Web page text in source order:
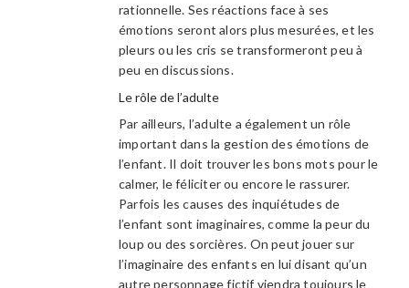
rationnelle. Ses réactions face à ses
émotions seront alors plus mesurées, et les
pleurs ou les cris se transformeront peu à
peu en discussions.
Le rôle de l’adulte
Par ailleurs, l’adulte a également un rôle
important dans la gestion des émotions de
l’enfant. Il doit trouver les bons mots pour le
calmer, le féliciter ou encore le rassurer.
Parfois les causes des inquiétudes de
l’enfant sont imaginaires, comme la peur du
loup ou des sorcières. On peut jouer sur
l’imaginaire des enfants en lui disant qu’un
autre personnage fictif viendra toujours le